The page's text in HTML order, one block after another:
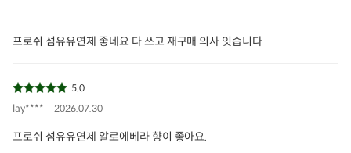
프로쉬 섬유유연제 좋네요 다 쓰고 재구매 의사 잇습니다
5.0
lay****
2026.07.30
프로쉬 섬유유연제 알로에베라 향이 좋아요.